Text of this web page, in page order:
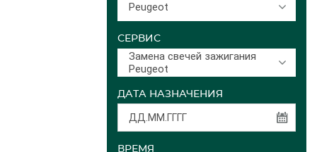
Peugeot
СЕРВИС
Замена свечей зажигания
Peugeot
ДАТА НАЗНАЧЕНИЯ
ВРЕМЯ